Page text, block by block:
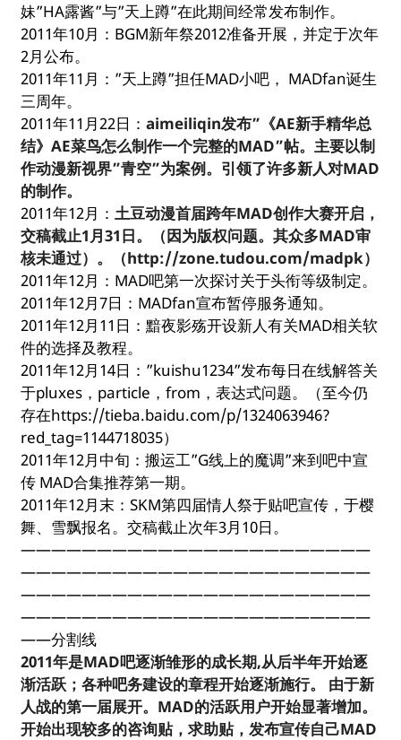
妹”HA露酱”与”天上蹲”在此期间经常发布制作。
2011年10月：BGM新年祭2012准备开展，并定于次年
2月公布。
2011年11月：”天上蹲”担任MAD小吧， MADfan诞生
三周年。
2011年11月22日： aimeiliqin发布”《AE新手精华总
结》AE菜鸟怎么制作一个完整的MAD”帖。主要以制
作动漫新视界”青空”为案例。引领了许多新人对MAD
的制作。
2011年12月： 土豆动漫首届跨年MAD创作大赛开启，
交稿截止1月31日。（因为版权问题。其众多MAD审
核未通过）。（http://zone.tudou.com/madpk）
2011年12月：MAD吧第一次探讨关于头衔等级制定。
2011年12月7日：MADfan宣布暂停服务通知。
2011年12月11日：黯夜影殇开设新人有关MAD相关软
件的选择及教程。
2011年12月14日：”kuishu1234”发布每日在线解答关
于pluxes，particle，from，表达式问题。（至今仍
存在https://tieba.baidu.com/p/1324063946?
red_tag=1144718035）
2011年12月中旬：搬运工”G线上的魔调”来到吧中宣
传 MAD合集推荐第一期。
2011年12月末：SKM第四届情人祭于贴吧宣传，于樱
舞、雪飘报名。交稿截止次年3月10日。
———————————————————————
———————————————————————
———————————————————————
———————————————————————
——分割线
2011年是MAD吧逐渐雏形的成长期,从后半年开始逐
渐活跃；各种吧务建设的章程开始逐渐施行。 由于新
人战的第一届展开。MAD的活跃用户开始显著增加。
开始出现较多的咨询贴，求助贴，发布宣传自己MAD